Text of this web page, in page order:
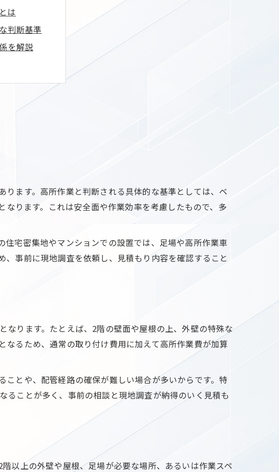
は
判断基準
を解説
置環境
を理解する
業の注意点
説
整理
しく解説
イント
例
選ぶコツ
告事項
イント
ェック
の透明性
き点
の工夫
ます。高所作業と判断される具体的な基準としては、ベ
ります。これは安全面や作業効率を考慮したもので、多
宅密集地やマンションでの設置では、足場や高所作業車
事前に現地調査を依頼し、見積もり内容を確認すること
ります。たとえば、2階の壁面や屋根の上、外壁の特殊な
るため、通常の取り付け費用に加えて高所作業費が加算
とや、配管経路の確保が難しい場合が多いからです。特
ることが多く、事前の相談と現地調査が納得のいく見積も
以上の外壁や屋根、足場が必要な場所、あるいは作業スペ